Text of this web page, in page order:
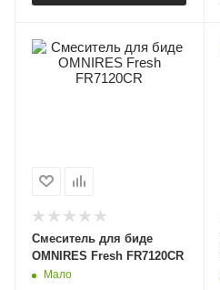
Смеситель для биде
OMNIRES Fresh FR7120CR
Мало